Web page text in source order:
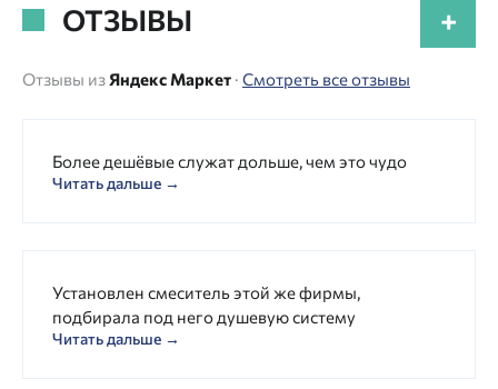
ОТЗЫВЫ +
Отзывы из Яндекс Маркет · Смотреть все отзывы
Более дешёвые служат дольше, чем это чудо
Читать дальше →
Установлен смеситель этой же фирмы,
подбирала под него душевую систему
Читать дальше →